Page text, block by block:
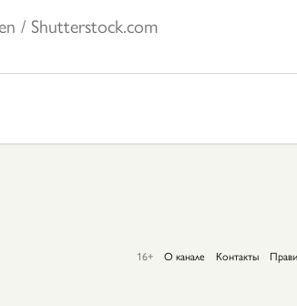
/ Shutterstock.com
16+ О канале Контакты